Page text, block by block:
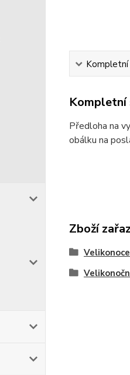
Kompletní
Kompletní
Předloha na
obálku na
Zboží
Velikonoce